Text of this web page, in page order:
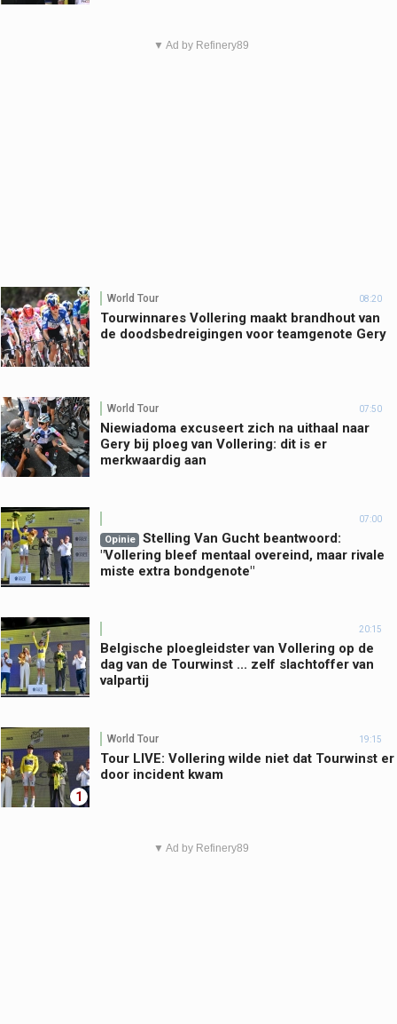
▼ Ad by Refinery89
World Tour 08:20
Tourwinnares Vollering maakt brandhout van
de doodsbedreigingen voor teamgenote Gery
World Tour 07:50
Niewiadoma excuseert zich na uithaal naar
Gery bij ploeg van Vollering: dit is er
merkwaardig aan
07:00
Opinie
Stelling Van Gucht beantwoord:
"Vollering bleef mentaal overeind, maar rivale
miste extra bondgenote"
20:15
Belgische ploegleidster van Vollering op de
dag van de Tourwinst ... zelf slachtoffer van
valpartij
1
World Tour 19:15
Tour LIVE: Vollering wilde niet dat Tourwinst er
door incident kwam
▼ Ad by Refinery89